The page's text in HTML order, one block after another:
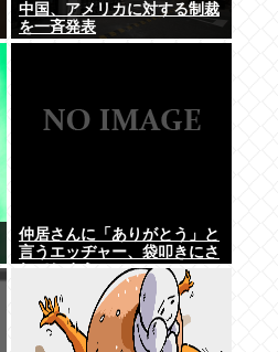
中国、アメリカに対する制裁
を一斉発表
仲居さんに「ありがとう」と
言うエッヂャー、袋叩きにさ